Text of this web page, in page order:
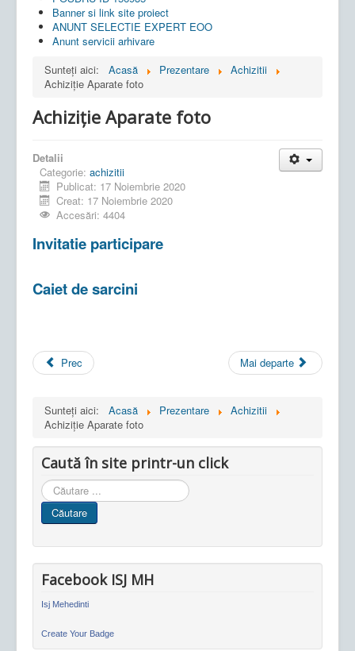
Banner si link site proiect
ANUNT SELECTIE EXPERT EOO
Anunt servicii arhivare
Sunteți aici:
Acasă Prezentare
Achizitii
Achiziție Aparate foto
Achiziție Aparate foto
Detalii
Categorie: achizitii
Publicat: 17 Noiembrie 2020
Creat: 17 Noiembrie 2020
Accesări: 4404
Invitatie participare
Caiet de sarcini
Prec Mai departe
Sunteți aici: Acasă Prezentare
Achizitii
Achiziție Aparate foto
Caută în site printr-un click
Cauta
in
site
Căutare
Facebook ISJ MH
Isj Mehedinti
Create Your Badge